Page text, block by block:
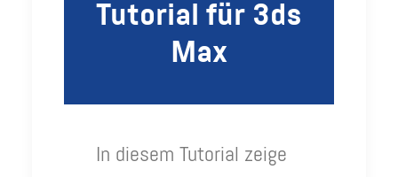
Tutorial für 3ds
Max
In diesem Tutorial zeige